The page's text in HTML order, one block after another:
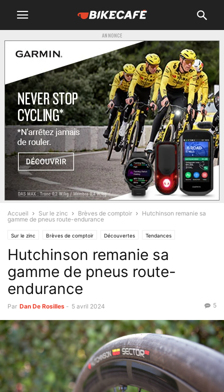
ANNONCE
Accueil Sur le zinc Brèves de comptoir
Hutchinson remanie sa
gamme de pneus route-endurance
Sur le zinc Brèves de comptoir Découvertes Tendances
Hutchinson remanie sa
gamme de pneus route-
endurance
Par Dan De Rosilles - 5 avril 2024 5